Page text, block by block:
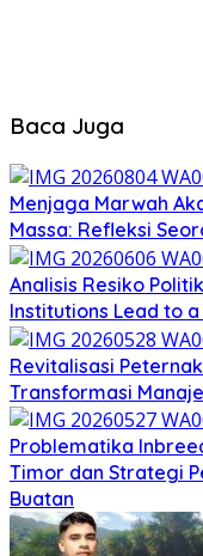
Baca Juga
Menjaga Marwah
Massa: Refleksi
Analisis Resiko
Institutions Lead to
Revitalisasi
Transformasi
Problematika
Timor dan Strategi
Buatan